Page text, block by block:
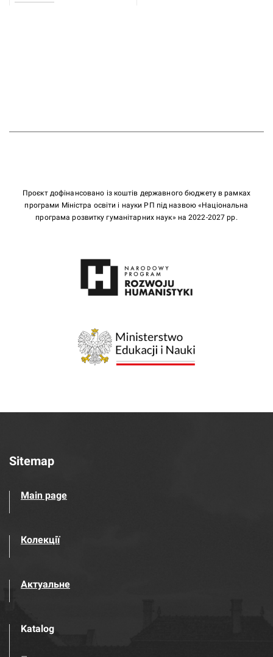
Проєкт дофінансовано із коштів державного бюджету в рамках
програми Міністра освіти і науки РП під назвою «Національна
програма розвитку гуманітарних наук» на 2022-2027 рр.
Sitemap
Main page
Колекції
Актуальне
Katalog